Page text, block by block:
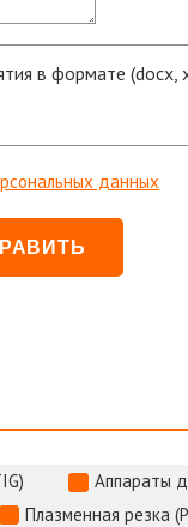
в формате (docx,
данных
Аппараты
Плазменная резка